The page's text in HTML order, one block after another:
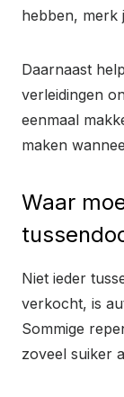
hebben, merk
Daarnaast
verleidingen
eenmaal
maken
Waar
Niet ieder
verkocht, is
Sommige
zoveel suiker